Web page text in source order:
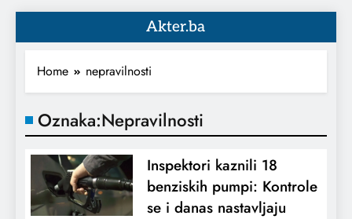
Akter.ba
Home nepravilnosti
Oznaka:Nepravilnosti
Inspektori kaznili 18
benziskih pumpi: Kontrole
se i danas nastavljaju